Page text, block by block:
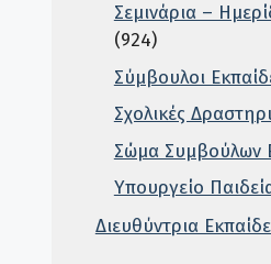
Σεμινάρια –
(924)
Σύμβουλοι
Σχολικές
Σώμα Συμβούλων
Υπουργείο
Διευθύντρια